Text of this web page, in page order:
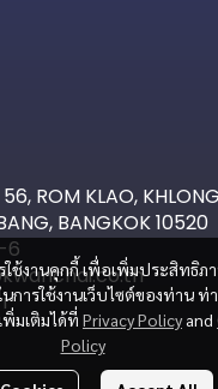
ใช้งานคุกกี้ เพื่อเพิ่มประสิทธิภ
ารใช้งานเว็บไซต์ของท่าน ท่
พิ่มเติมได้ที่ Privacy Policy and
Policy
ROM KLAO,
BANGKOK 10520
6